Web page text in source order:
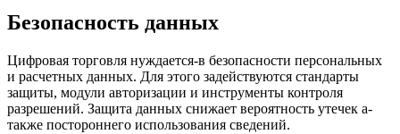
Безопасность данных
Цифровая торговля нуждается-в безопасности персональных
и расчетных данных. Для этого задействуются стандарты
защиты, модули авторизации и инструменты контроля
разрешений. Защита данных снижает вероятность утечек а-
также постороннего использования сведений.